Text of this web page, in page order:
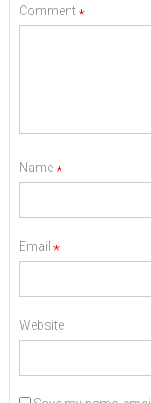
Comment*
Name*
Email *
Website